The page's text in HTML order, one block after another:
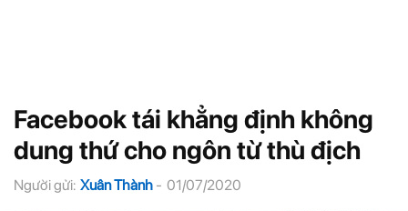
Facebook tái khẳng định không
dung thứ cho ngôn từ thù địch
Người gửi: Xuân Thành - 01/07/2020